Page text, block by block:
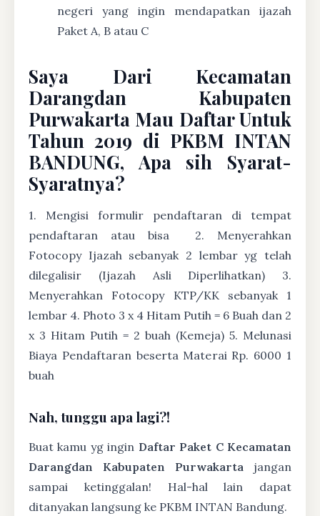
negeri yang ingin mendapatkan ijazah
Paket A, B atau C
Saya Dari Kecamatan
Darangdan Kabupaten
Purwakarta Mau Daftar Untuk
Tahun 2019 di PKBM INTAN
BANDUNG, Apa sih Syarat-
Syaratnya?
1. Mengisi formulir pendaftaran di tempat
pendaftaran atau bisa
2. Menyerahkan
Fotocopy Ijazah sebanyak 2 lembar yg telah
dilegalisir (Ijazah Asli Diperlihatkan) 3.
Menyerahkan Fotocopy KTP/KK sebanyak 1
lembar 4. Photo 3 x 4 Hitam Putih = 6 Buah dan 2
x 3 Hitam Putih = 2 buah (Kemeja) 5. Melunasi
Biaya Pendaftaran beserta Materai Rp. 6000 1
buah
Nah, tunggu apa lagi?!
Buat kamu yg ingin Daftar Paket C Kecamatan
Darangdan Kabupaten Purwakarta jangan
sampai ketinggalan! Hal-hal lain dapat
ditanyakan langsung ke PKBM INTAN Bandung.